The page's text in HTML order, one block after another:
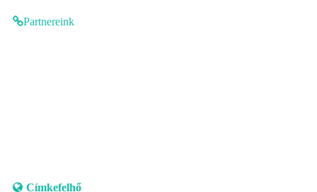
Partnereink
Címkefelhő